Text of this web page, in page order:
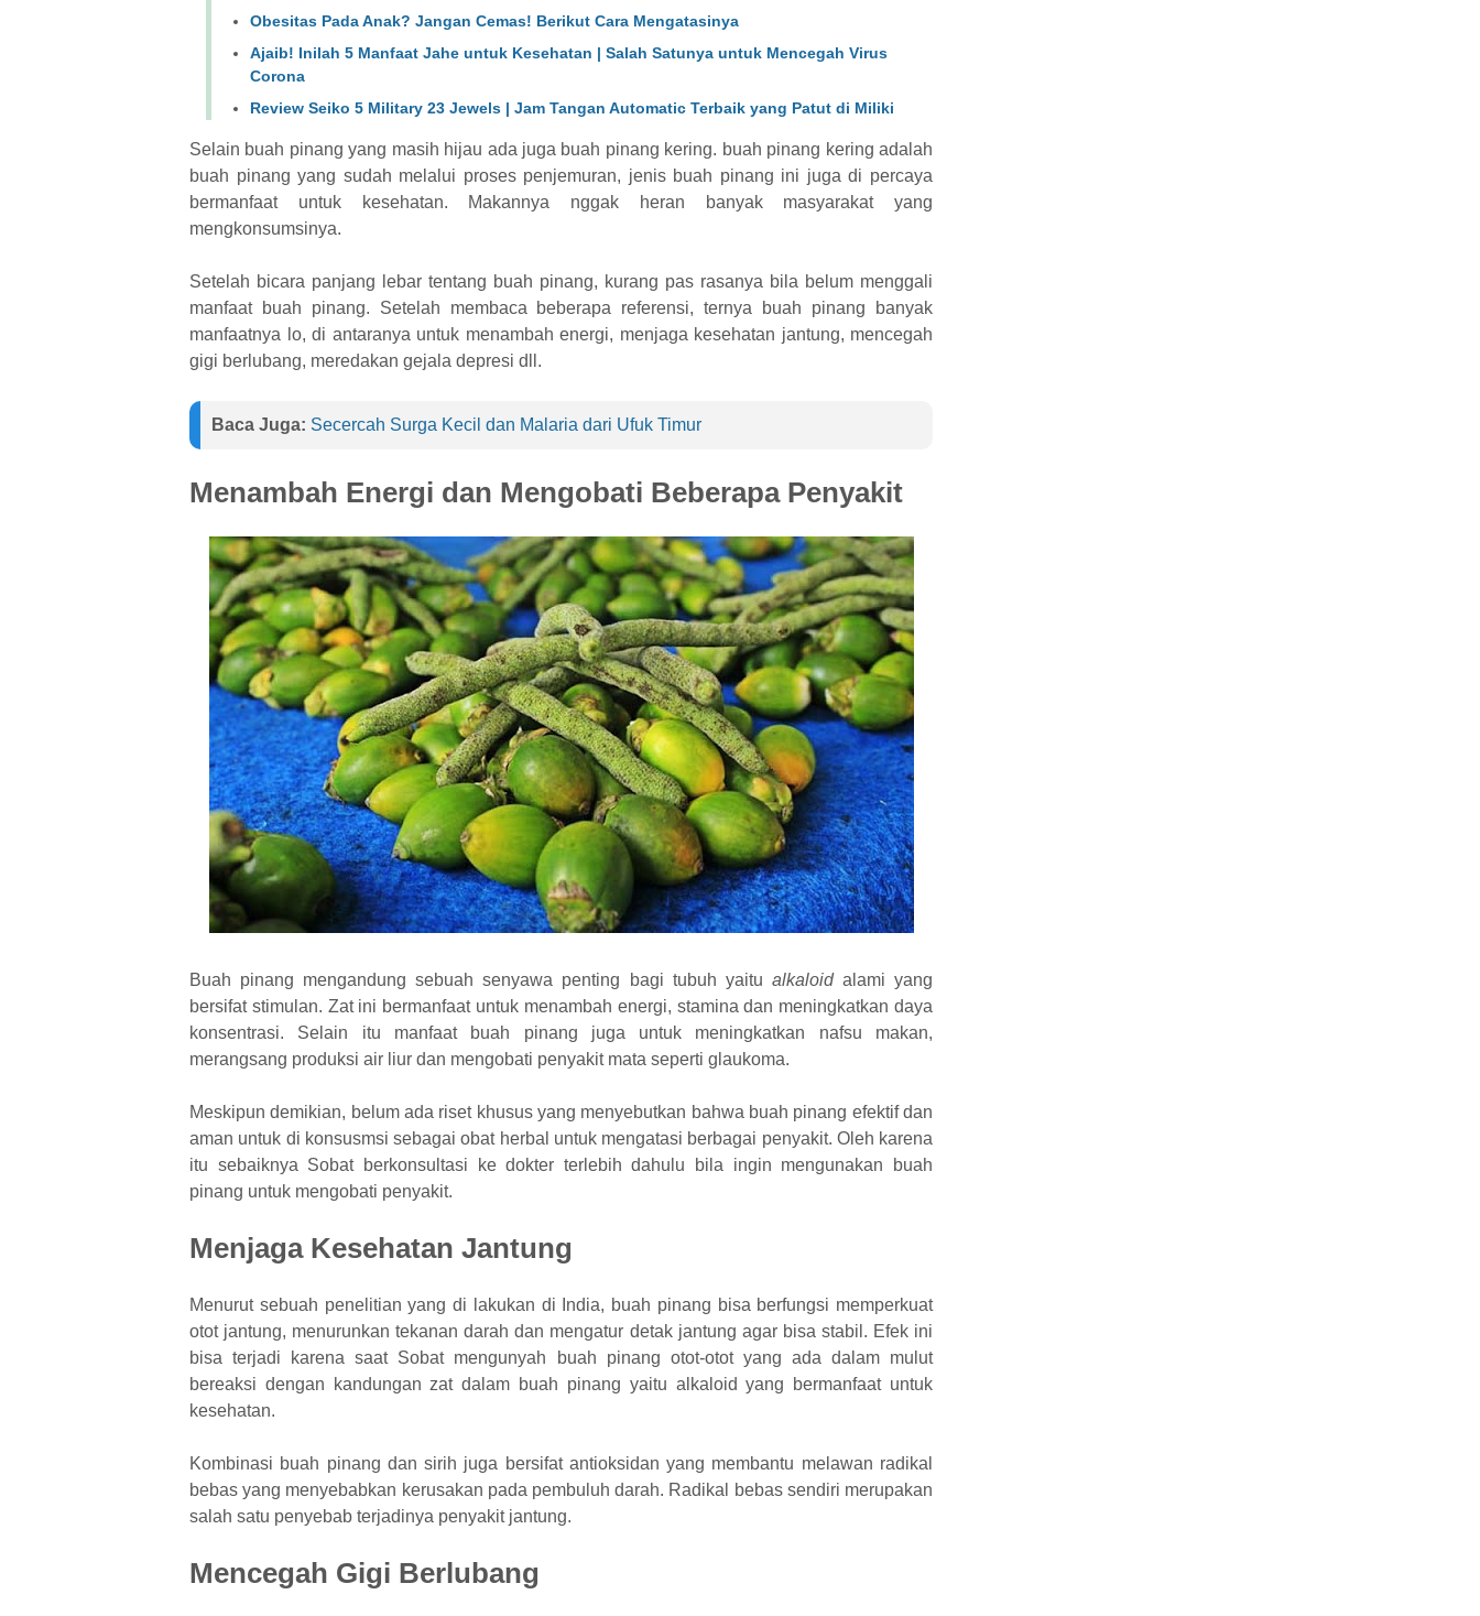
Obesitas Pada Anak? Jangan Cemas! Berikut Cara Mengatasinya
Ajaib! Inilah 5 Manfaat Jahe untuk Kesehatan | Salah Satunya untuk Mencegah Virus
Corona
Review Seiko 5 Military 23 Jewels | Jam Tangan Automatic Terbaik yang Patut di Miliki
Selain buah pinang yang masih hijau ada juga buah pinang kering. buah pinang kering adalah
buah pinang yang sudah melalui proses penjemuran, jenis buah pinang ini juga di percaya
bermanfaat untuk kesehatan. Makannya nggak heran banyak masyarakat yang
mengkonsumsinya.
Setelah bicara panjang lebar tentang buah pinang, kurang pas rasanya bila belum menggali
manfaat buah pinang. Setelah membaca beberapa referensi, ternya buah pinang banyak
manfaatnya lo, di antaranya untuk menambah energi, menjaga kesehatan jantung, mencegah
gigi berlubang, meredakan gejala depresi dll.
Baca Juga: Secercah Surga Kecil dan Malaria dari Ufuk Timur
Menambah Energi dan Mengobati Beberapa Penyakit
Buah pinang mengandung sebuah senyawa penting bagi tubuh yaitu alkaloidalami yang
bersifat stimulan. Zat ini bermanfaat untuk menambah energi, stamina dan meningkatkan daya
konsentrasi. Selain itu manfaat buah pinang juga untuk meningkatkan nafsu makan,
merangsang produksi air liur dan mengobati penyakit mata seperti glaukoma.
Meskipun demikian, belum ada riset khusus yang menyebutkan bahwa buah pinang efektif dan
aman untuk di konsusmsi sebagai obat herbal untuk mengatasi berbagai penyakit. Oleh karena
itu sebaiknya Sobat berkonsultasi ke dokter terlebih dahulu bila ingin mengunakan buah
pinang untuk mengobati penyakit.
Menjaga Kesehatan Jantung
Menurut sebuah penelitian yang di lakukan di India, buah pinang bisa berfungsi memperkuat
otot jantung, menurunkan tekanan darah dan mengatur detak jantung agar bisa stabil. Efek ini
bisa terjadi karena saat Sobat mengunyah buah pinang otot-otot yang ada dalam mulut
bereaksi dengan kandungan zat dalam buah pinang yaitu alkaloid yang bermanfaat untuk
kesehatan.
Kombinasi buah pinang dan sirih juga bersifat antioksidan yang membantu melawan radikal
bebas yang menyebabkan kerusakan pada pembuluh darah. Radikal bebas sendiri merupakan
salah satu penyebab terjadinya penyakit jantung.
Mencegah Gigi Berlubang